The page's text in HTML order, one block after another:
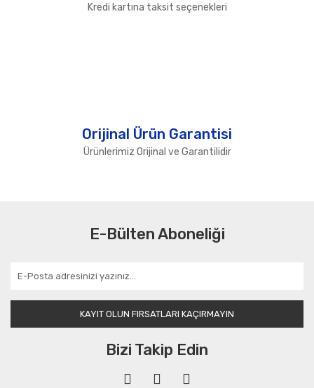
Kredi kartına taksit seçenekleri
Orijinal Ürün Garantisi
Ürünlerimiz Orijinal ve Garantilidir
E-Bülten Aboneliği
KAYIT OLUN FIRSATLARI KAÇIRMAYIN
Bizi Takip Edin